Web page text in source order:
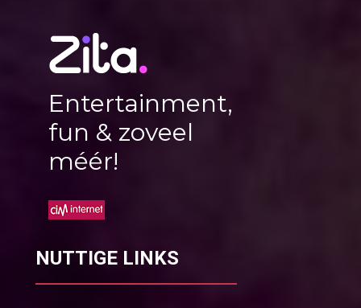
Entertainment,
fun & zoveel
méér!
NUTTIGE LINKS